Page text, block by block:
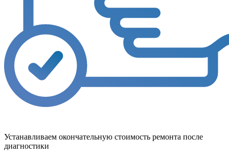
Устанавливаем окончательную стоимость ремонта после
диагностики